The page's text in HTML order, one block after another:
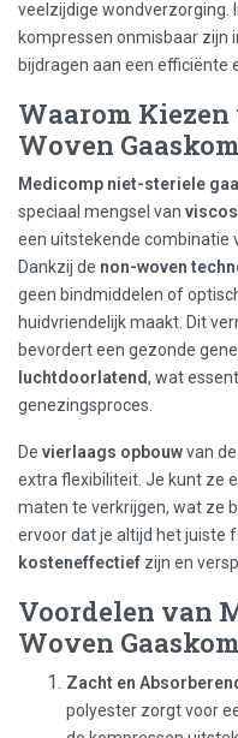
veelzijdige wondverzorging.
kompressen onmisbaar zijn
bijdragen aan een efficiënte
Waarom
Woven
Medicomp niet-steriele
speciaal mengsel van
een uitstekende combinatie
Dankzij de non-woven
geen bindmiddelen of
huidvriendelijk maakt. Dit
bevordert een gezonde
luchtdoorlatend, wat
genezingsproces.
De vierlaags opbouwvan
extra flexibiliteit. Je kunt ze
maten te verkrijgen, wat ze
ervoor dat je altijd het juiste
kosteneffectief zijn en
Voordelen van
Woven
Zacht en
polyester zorgt voor